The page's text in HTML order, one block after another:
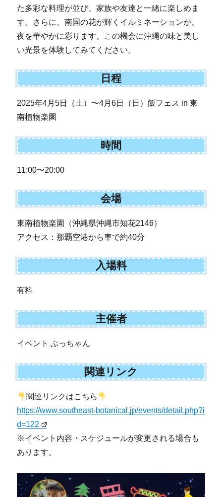
た多彩な料理が並び、家族や友達と一緒に楽しめま
す。さらに、南国の花が輝くイルミネーションが、
夜を華やかに彩ります。この機会に沖縄の味と美し
い光景を体験してみてください。
日程
2025年4月5日（土）〜4月6日（日）飯フェス in 東
南植物楽園
時間
11:00〜20:00
会場
東南植物楽園（沖縄県沖縄市知花2146）
アクセス：那覇空港から車で約40分
入場料
有料
主催者
イベント ぶっちゃん
関連リンク
関連リンクはこちら
https://www.southeast-botanical.jp/events/detail.php?i
d=122
※イベント内容・スケジュールが変更される場合も
あります。